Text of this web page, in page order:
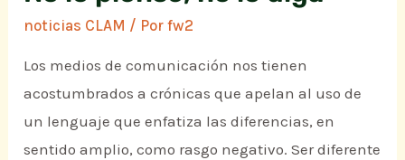
noticias CLAM / Porfw2
Los medios de comunicación nos tienen
acostumbrados a crónicas que apelan al uso de
un lenguaje que enfatiza las diferencias, en
sentido amplio, como rasgo negativo. Ser diferente